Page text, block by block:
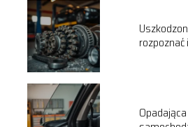
rozpoznać